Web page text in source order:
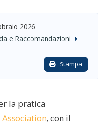
2026
e Raccomandazioni
Stampa
la pratica
, con il